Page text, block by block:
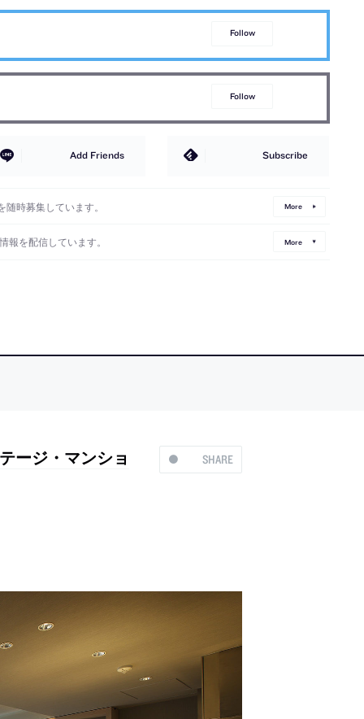
Follow
Follow
Add Friends Subscribe
時募集しています。 More
報を配信しています。 More
SHARE
ージ・マンショ